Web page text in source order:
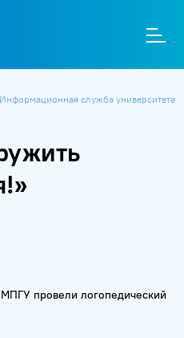
Информационная служба университета
провели логопедический